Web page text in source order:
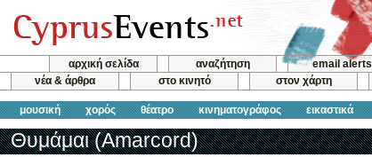
αρχική σελίδα αναζήτηση email alerts
νέα & άρθρα
στο κινητό στον χάρτη
μουσική χορός θέατρο κινηματογράφος εικαστικά
Θυμάμαι (Amarcord)